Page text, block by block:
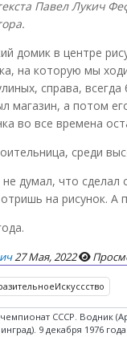
Павел Лукич
домик в центре
на которую мы
справа,
магазин, а потом
во все времена
среди
думал, что сделал
на рисунок. А
27 Мая, 2022
СССР. Водник
9 декабря 1976 года